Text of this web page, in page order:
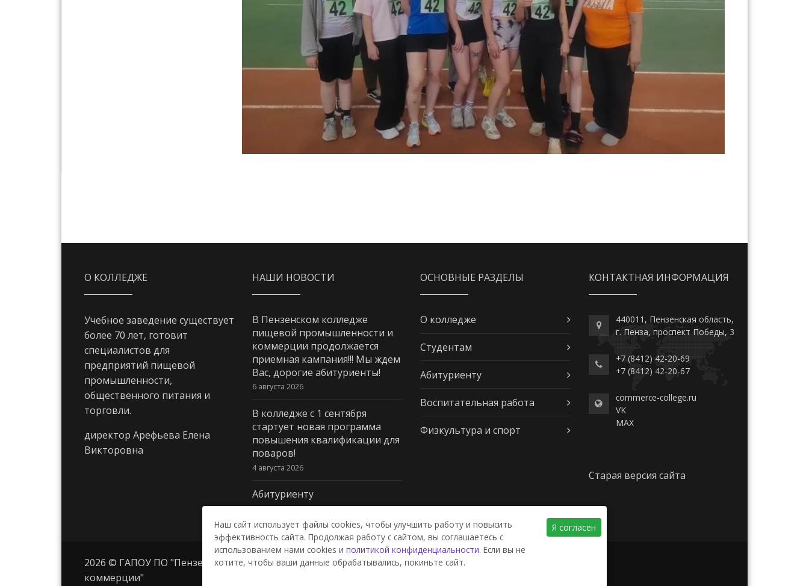
О КОЛЛЕДЖЕ
Учебное заведение существует
более 70 лет, готовит
специалистов для
предприятий пищевой
промышленности,
общественного питания и
торговли.
директор Арефьева Елена
Викторовна
НАШИ НОВОСТИ
В Пензенском колледже
пищевой промышленности и
коммерции продолжается
приемная кампания!!! Мы ждем
Вас, дорогие абитуриенты!
6 августа 2026
В колледже с 1 сентября
стартует новая программа
повышения квалификации для
поваров!
4 августа 2026
Абитуриенту
3 августа 2026
ОСНОВНЫЕ РАЗДЕЛЫ
О колледже
Студентам
Абитуриенту
Воспитательная работа
Физкультура и спорт
КОНТАКТНАЯ ИНФОРМАЦИЯ
440011, Пензенская область,
г. Пенза, проспект Победы, 3
+7 (8412) 42-20-69
+7 (8412) 42-20-67
commerce-college.ru
VK
MAX
Старая версия сайта
2026 © ГАПОУ ПО "Пензенский колледж пищевой промышленности и
коммерции"
Наш сайт использует файлы cookies, чтобы улучшить работу и повысить
эффективность сайта. Продолжая работу с сайтом, вы соглашаетесь с
использованием нами cookies и политикой конфиденциальности. Если вы не
хотите, чтобы ваши данные обрабатывались, покиньте сайт.
Я согласен